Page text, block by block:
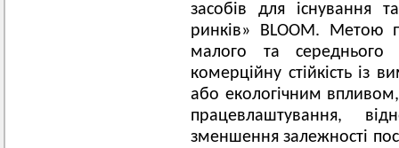
засобів для існування
ринків» BLOOM. Метою
малого та середнього
комерційну стійкість із
або екологічним
працевлаштування,
зменшення залежності